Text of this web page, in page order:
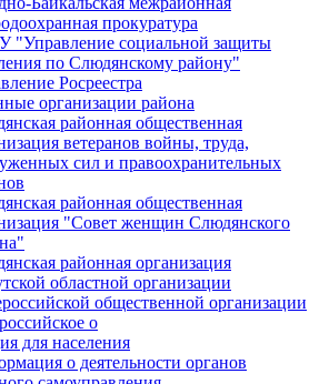
прокуратура
"Управление социальной защиты
по Слюдянскому району"
Росреестра
организации района
районная общественная
ветеранов войны, труда,
сил и правоохранительных
районная общественная
"Совет женщин Слюдянского
районная организация
областной организации
общественной организации
о
для населения
о деятельности органов